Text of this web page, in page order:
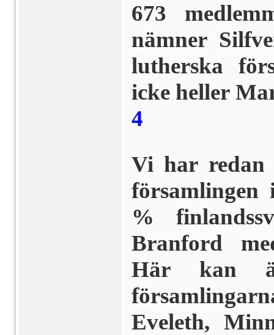
673
nämner
lutherska
icke heller
4
Vi har redan
%
Branford
Här kan
Eveleth,